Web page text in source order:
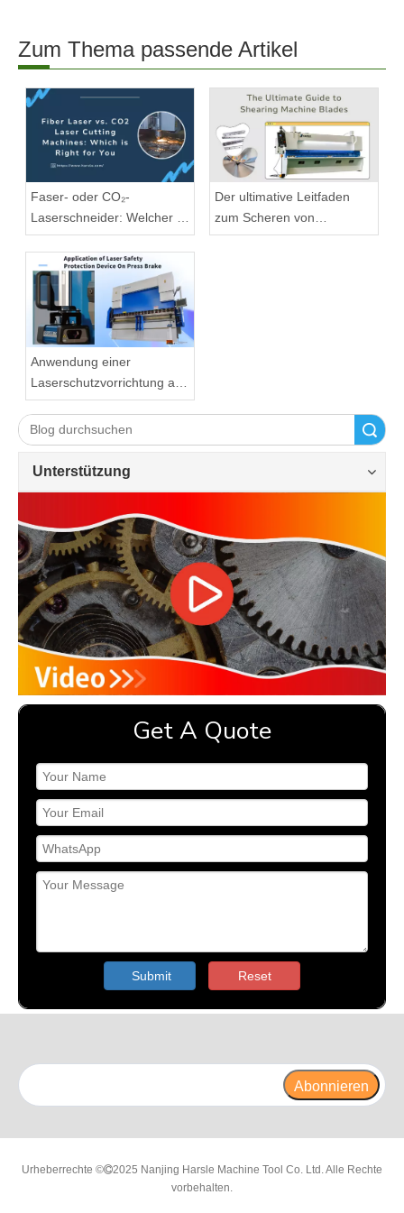
Zum Thema passende Artikel
Faser- oder CO₂-
Laserschneider: Welcher ist
geeignet?
Der ultimative Leitfaden
zum Scheren von
Maschinenklingen
Anwendung einer
Laserschutzvorrichtung an
der Abkantpresse
Unterstützung
Get A Quote
Submit Reset
Abonnieren
Urheberrechte ©2025 Nanjing Harsle Machine Tool Co. Ltd. Alle Rechte
vorbehalten.